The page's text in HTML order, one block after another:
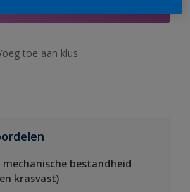
toe aan klus
bestandheid
krasvast)